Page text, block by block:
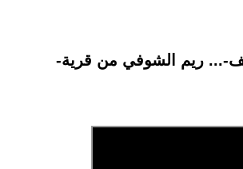
-ما عشناه لا يُوصف-... ريم الشوفي من قرية